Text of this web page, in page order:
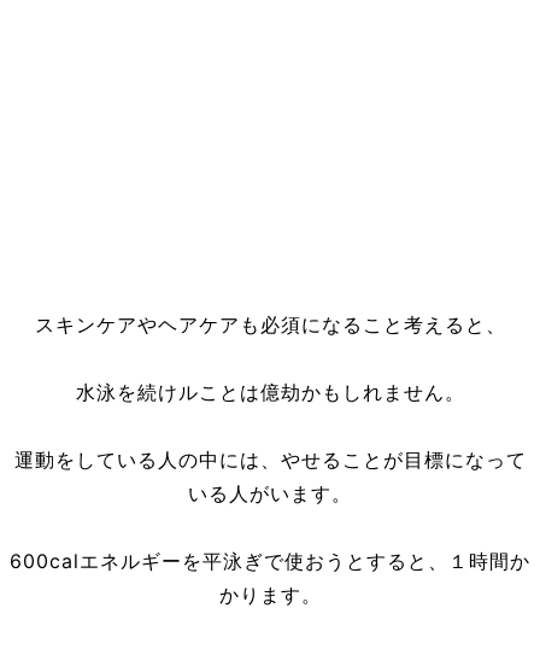
スキンケアやヘアケアも必須になること考えると、
水泳を続けルことは億劫かもしれません。
運動をしている人の中には、やせることが目標になって
いる人がいます。
600calエネルギーを平泳ぎで使おうとすると、１時間か
かります。